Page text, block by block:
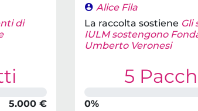
di
5.000 €
Alice Fila
La raccolta sostiene Gli
IULM sostengono
Umberto Veronesi
5
0%